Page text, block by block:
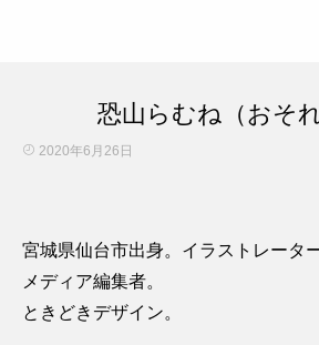
恐山らむね（おそ
2020年6月26日
宮城県仙台市出身。イラストレータ
メディア編集者。
ときどきデザイン。